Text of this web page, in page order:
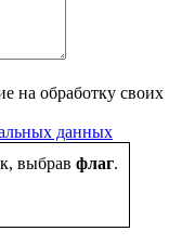
на обработку своих
данных
выбрав флаг.